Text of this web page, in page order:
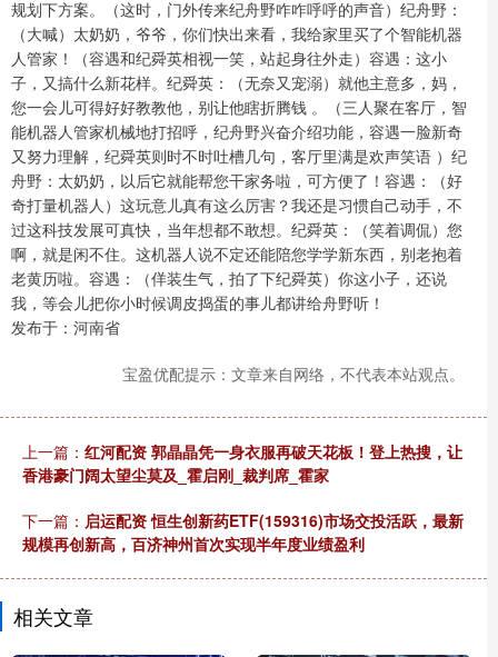
规划下方案。（这时，门外传来纪舟野咋咋呼呼的声音）纪舟野：
（大喊）太奶奶，爷爷，你们快出来看，我给家里买了个智能机器
人管家！（容遇和纪舜英相视一笑，站起身往外走）容遇：这小
子，又搞什么新花样。纪舜英：（无奈又宠溺）就他主意多，妈，
您一会儿可得好好教教他，别让他瞎折腾钱 。（三人聚在客厅，智
能机器人管家机械地打招呼，纪舟野兴奋介绍功能，容遇一脸新奇
又努力理解，纪舜英则时不时吐槽几句，客厅里满是欢声笑语 ）纪
舟野：太奶奶，以后它就能帮您干家务啦，可方便了！容遇：（好
奇打量机器人）这玩意儿真有这么厉害？我还是习惯自己动手，不
过这科技发展可真快，当年想都不敢想。纪舜英：（笑着调侃）您
啊，就是闲不住。这机器人说不定还能陪您学学新东西，别老抱着
老黄历啦。容遇：（佯装生气，拍了下纪舜英）你这小子，还说
我，等会儿把你小时候调皮捣蛋的事儿都讲给舟野听！
发布于：河南省
宝盈优配提示：文章来自网络，不代表本站观点。
上一篇： 红河配资 郭晶晶凭一身衣服再破天花板！登上热搜，让
香港豪门阔太望尘莫及_霍启刚_裁判席_霍家
下一篇： 启运配资 恒生创新药ETF(159316)市场交投活跃，最新
规模再创新高，百济神州首次实现半年度业绩盈利
相关文章